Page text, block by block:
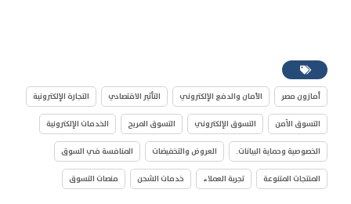
أمازون مصر الأمان والدفع الإلكتروني التأثير الاقتصادي التجارة الإلكترونية
التسوق الآمن التسوق الإلكتروني التسوق المريح الخدمات الإلكترونية
الخصوصية وحماية البيانات. العروض والتخفيضات المنافسة في السوق
المنتجات المتنوعة تجربة العملاء خدمات الشحن منصات التسوق